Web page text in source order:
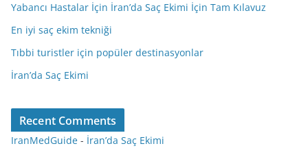
Yabancı Hastalar İçin İran’da Saç Ekimi İçin Tam Kılavuz
En iyi saç ekim tekniği
Tıbbi turistler için popüler destinasyonlar
İran’da Saç Ekimi
Recent Comments
IranMedGuide - İran’da Saç Ekimi